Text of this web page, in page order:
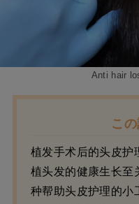
Anti hair
こ
植发手术后的头皮护
植头发的健康生长至
种帮助头皮护理的小